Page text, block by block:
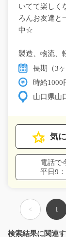
いてて楽しく
ろんお友達と
中☆
製造、物流、
長期（3ヶ
時給1000
山口県山
気
電話で
平日9
< 1
検索結果に関連